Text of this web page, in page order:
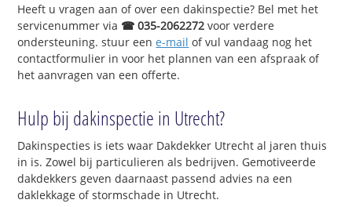
Heeft u vragen aan of over een dakinspectie? Bel met het
servicenummer via ☎ 035-2062272 voor verdere
ondersteuning. stuur eene-mail of vul vandaag nog het
contactformulier in voor het plannen van een afspraak of
het aanvragen van een offerte.
Hulp bij dakinspectie in Utrecht?
Dakinspecties is iets waar Dakdekker Utrecht al jaren thuis
in is. Zowel bij particulieren als bedrijven. Gemotiveerde
dakdekkers geven daarnaast passend advies na een
daklekkage of stormschade in Utrecht.